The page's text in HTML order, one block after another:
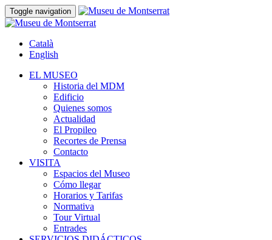
Toggle navigation
Català
English
EL MUSEO
Historia del MDM
Edificio
Quienes somos
Actualidad
El Propileo
Recortes de Prensa
Contacto
VISITA
Espacios del Museo
Cómo llegar
Horarios y Tarifas
Normativa
Tour Virtual
Entrades